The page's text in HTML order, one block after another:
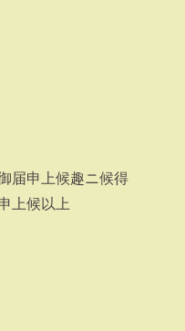
届申上候趣ニ候得
上候以上